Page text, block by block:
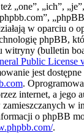
„one”, „ich”,
w oparciu o
phpBB,
witryny (bulletin
Public License
jest
.
internet, a jego
w
o phpBB
.